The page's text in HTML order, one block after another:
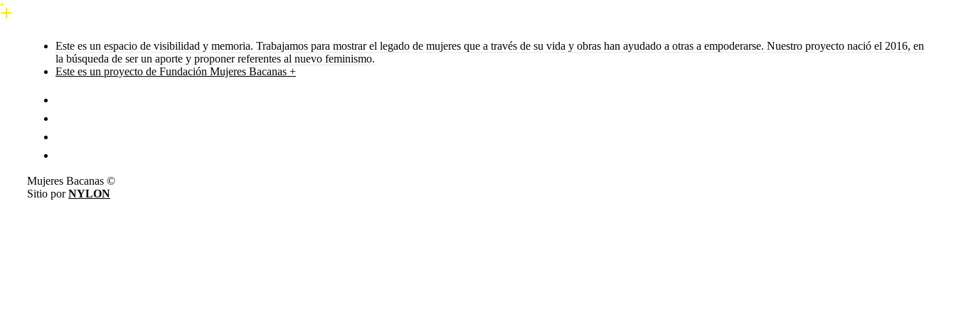
Este es un espacio de visibilidad y memoria. Trabajamos para mostrar el legado de mujeres que a través de su vida y obras han ayudado a otras a empoderarse. Nuestro proyecto nació el 2016, en
la búsqueda de ser un aporte y proponer referentes al nuevo feminismo.
Este es un proyecto de Fundación Mujeres Bacanas +
Mujeres Bacanas ©
Sitio porNYLON